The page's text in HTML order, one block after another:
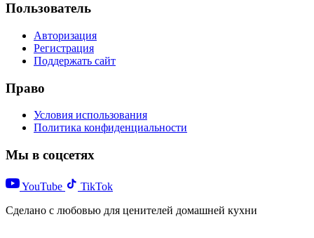
Пользователь
Авторизация
Регистрация
Поддержать сайт
Право
Условия использования
Политика конфиденциальности
Мы в соцсетях
YouTube
TikTok
Сделано с любовью для ценителей домашней кухни